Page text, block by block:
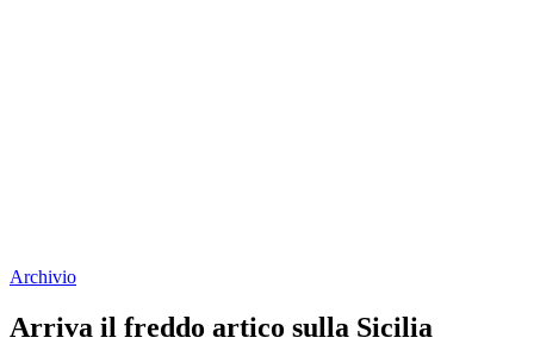
Archivio
Arriva il freddo artico sulla Sicilia